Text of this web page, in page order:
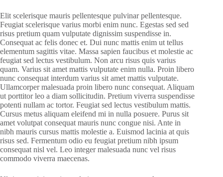
Elit scelerisque mauris pellentesque pulvinar pellentesque.
Feugiat scelerisque varius morbi enim nunc. Egestas sed sed
risus pretium quam vulputate dignissim suspendisse in.
Consequat ac felis donec et. Dui nunc mattis enim ut tellus
elementum sagittis vitae. Massa sapien faucibus et molestie ac
feugiat sed lectus vestibulum. Non arcu risus quis varius
quam. Varius sit amet mattis vulputate enim nulla. Proin libero
nunc consequat interdum varius sit amet mattis vulputate.
Ullamcorper malesuada proin libero nunc consequat. Aliquam
ut porttitor leo a diam sollicitudin. Pretium viverra suspendisse
potenti nullam ac tortor. Feugiat sed lectus vestibulum mattis.
Cursus metus aliquam eleifend mi in nulla posuere. Purus sit
amet volutpat consequat mauris nunc congue nisi. Ante in
nibh mauris cursus mattis molestie a. Euismod lacinia at quis
risus sed. Fermentum odio eu feugiat pretium nibh ipsum
consequat nisl vel. Leo integer malesuada nunc vel risus
commodo viverra maecenas.